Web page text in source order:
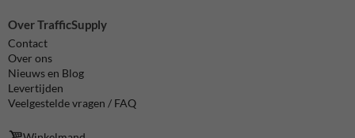
Over TrafficSupply
Contact
Over ons
Nieuws en Blog
Levertijden
Veelgestelde vragen / FAQ